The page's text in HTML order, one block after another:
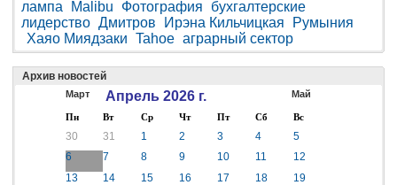
лампа
Malibu Фотография
бухгалтерские
лидерство Дмитров Ирэна Кильчицкая
Румыния
Хаяо Миядзаки Tahoe аграрный сектор
Архив новостей
Март Апрель 2026 г. Май
Пн Вт Ср Чт Пт Сб Вс
30 31 1 2 3 4
5
6
7 8 9 10 11
12
13
14 15 16 17 18
19